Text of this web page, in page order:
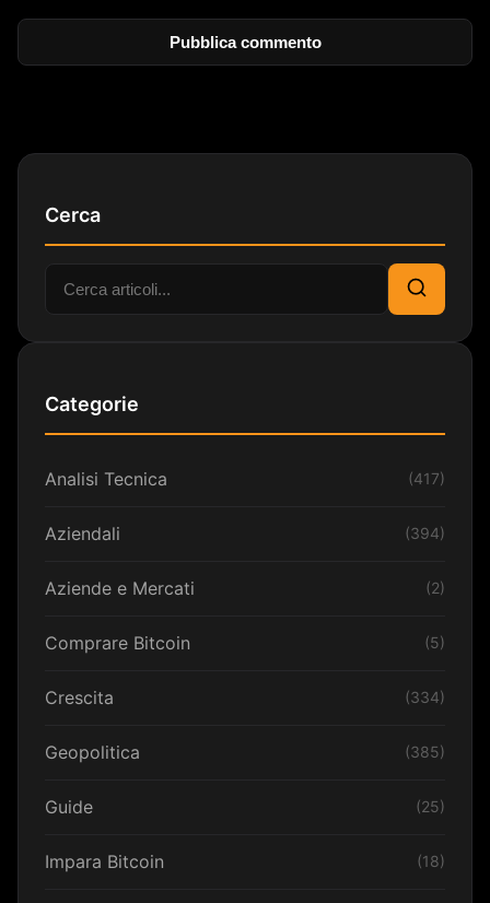
Cerca
Cerca:
Cerca
Categorie
Analisi Tecnica (417)
Aziendali (394)
Aziende e Mercati (2)
Comprare Bitcoin (5)
Crescita (334)
Geopolitica (385)
Guide (25)
Impara Bitcoin (18)